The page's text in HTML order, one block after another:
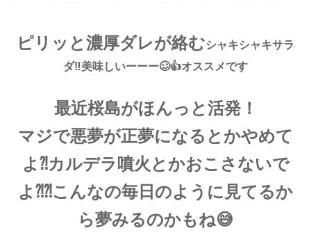
ピリッと濃厚ダレが絡むシャキシャキサラ
ダ‼︎美味しいーーー🥴👍オススメです
最近桜島がほんっと活発！
マジで悪夢が正夢になるとかやめて
よ⁈カルデラ噴火とかおこさないで
よ⁈⁈こんなの毎日のように見てるか
ら夢みるのかもね😅